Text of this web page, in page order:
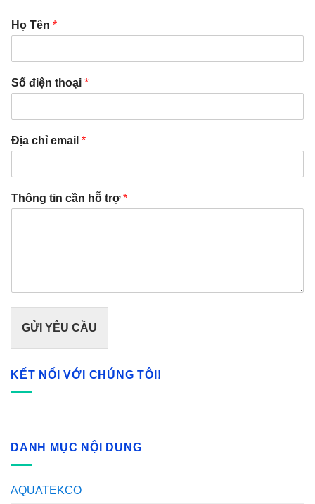
Họ Tên *
Số điện thoại *
Địa chỉ email *
Thông tin cần hỗ trợ*
GỬI YÊU CẦU
KẾT NỐI VỚI CHÚNG TÔI!
DANH MỤC NỘI DUNG
AQUATEKCO